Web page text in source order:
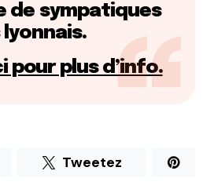
de sympatiques
pour plus d’info.
Tweetez